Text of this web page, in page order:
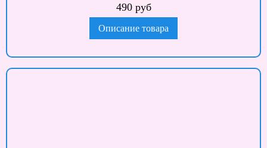
490 руб
Описание товара